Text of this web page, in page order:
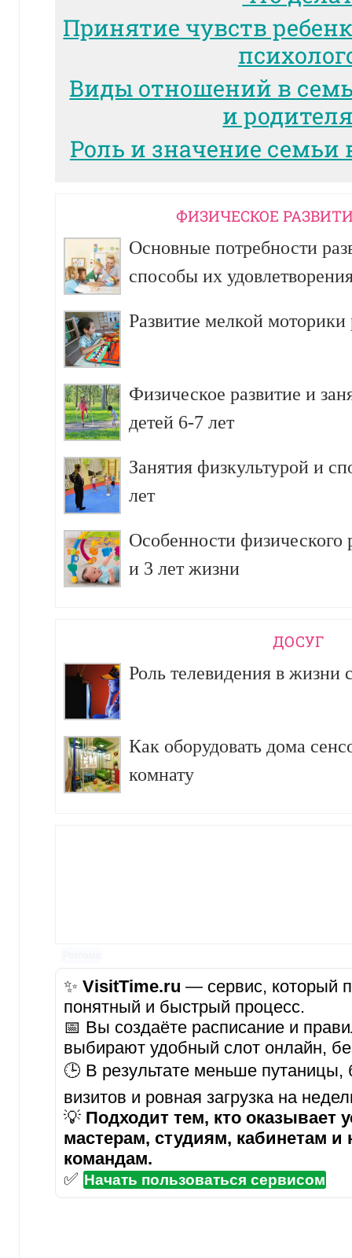
Принятие чувств
Виды отношений в
и
Роль и значение семьи
ФИЗИЧЕСКОЕ
Основные потребности
способы их
Развитие мелкой моторики
Физическое развитие и
детей 6-7 лет
Занятия физкультурой и
лет
Особенности физического
и 3 лет жизни
ДОСУГ
Роль телевидения в жизни
Как оборудовать дома
комнату
✨ VisitTime.ru — сервис, который
понятный и быстрый процесс.
📅 Вы создаёте расписание и
выбирают удобный слот онлайн,
🕒 В результате меньше
визитов и ровная загрузка на
💡 Подходит тем, кто оказывает
мастерам, студиям, кабинетам
командам.
✅ Начать пользоваться сервисом